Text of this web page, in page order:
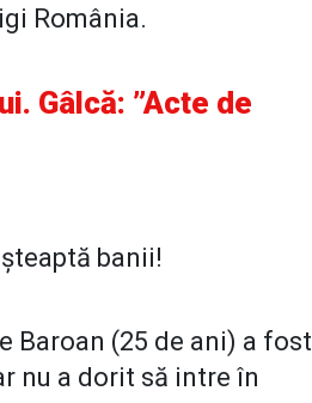
România.
Gâlcă: ”Acte de
banii!
Baroan (25 de ani) a fost
nu a dorit să intre în